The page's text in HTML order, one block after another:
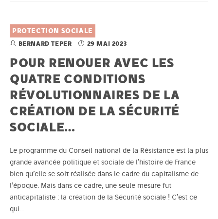
PROTECTION SOCIALE
BERNARD TEPER 29 MAI 2023
POUR RENOUER AVEC LES
QUATRE CONDITIONS
RÉVOLUTIONNAIRES DE LA
CRÉATION DE LA SÉCURITÉ
SOCIALE…
Le programme du Conseil national de la Résistance est la plus
grande avancée politique et sociale de l’histoire de France
bien qu’elle se soit réalisée dans le cadre du capitalisme de
l’époque. Mais dans ce cadre, une seule mesure fut
anticapitaliste : la création de la Sécurité sociale ! C’est ce
qui…